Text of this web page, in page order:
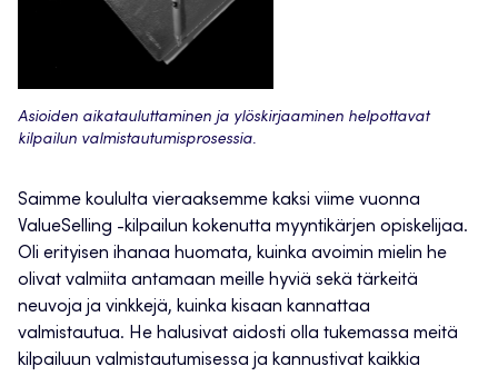
Asioiden aikatauluttaminen ja ylöskirjaaminen helpottavat
kilpailun valmistautumisprosessia.
Saimme koululta vieraaksemme kaksi viime vuonna
ValueSelling -kilpailun kokenutta myyntikärjen opiskelijaa.
Oli erityisen ihanaa huomata, kuinka avoimin mielin he
olivat valmiita antamaan meille hyviä sekä tärkeitä
neuvoja ja vinkkejä, kuinka kisaan kannattaa
valmistautua. He halusivat aidosti olla tukemassa meitä
kilpailuun valmistautumisessa ja kannustivat kaikkia